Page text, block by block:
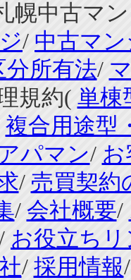
幌中古マ
/ 中古マ
分所有法/
規約( 単棟
複合用途型
パマン/ お
/ 売買契約
/ 会社概要/
お役立ち
社/ 採用情報